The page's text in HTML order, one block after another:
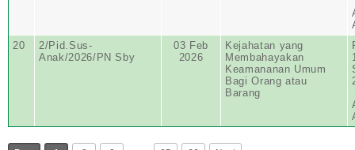
20
2/Pid.Sus-
Anak/2026/PN Sby
03 Feb
2026
Kejahatan yang
Membahayakan
Keamananan Umum
Bagi Orang atau
Barang